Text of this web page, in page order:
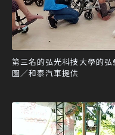
第三名的弘光科技大學的
圖／和泰汽車提供